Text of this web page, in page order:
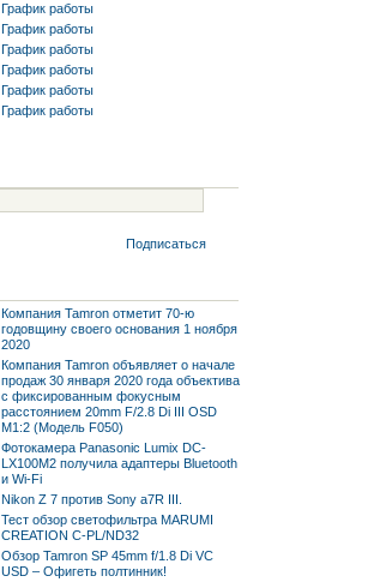
График работы
График работы
График работы
График работы
График работы
График работы
Подписаться
Компания Tamron отметит 70-ю
годовщину своего основания 1 ноября
2020
Компания Tamron объявляет о начале
продаж 30 января 2020 года объектива
с фиксированным фокусным
расстоянием 20mm F/2.8 Di III OSD
M1:2 (Модель F050)
Фотокамера Panasonic Lumix DC-
LX100M2 получила адаптеры Bluetooth
и Wi-Fi
Nikon Z 7 против Sony a7R III.
Тест обзор светофильтра MARUMI
CREATION C-PL/ND32
Обзор Tamron SP 45mm f/1.8 Di VC
USD – Офигеть полтинник!